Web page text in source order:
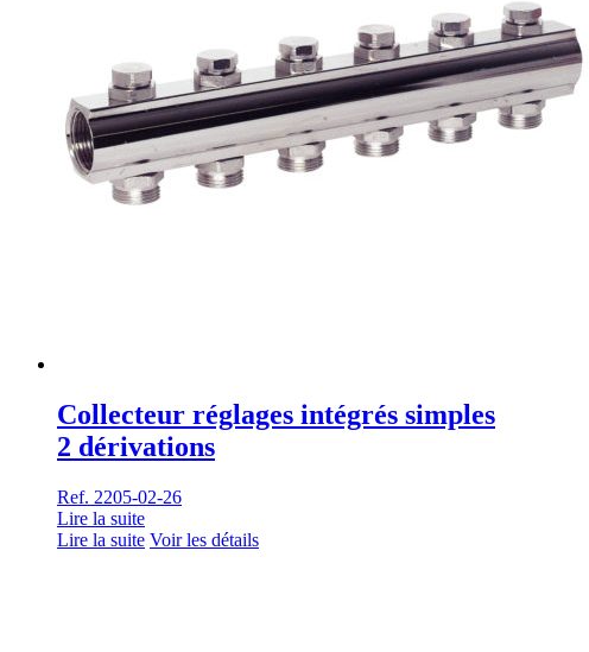
Collecteur réglages intégrés simples
2 dérivations
Ref. 2205-02-26
Lire la suite
Lire la suite Voir les détails